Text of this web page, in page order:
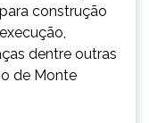
construção
dentre outras
de Monte